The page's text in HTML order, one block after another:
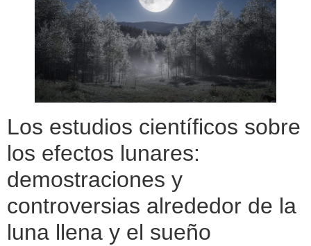
Los estudios científicos sobre
los efectos lunares:
demostraciones y
controversias alrededor de la
luna llena y el sueño